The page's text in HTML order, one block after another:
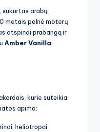
sukurtas arabų
metais pelnė moterų
atspindi prabangą ir
Amber Vanilla
kurie suteikia
apima:
heliotropai,